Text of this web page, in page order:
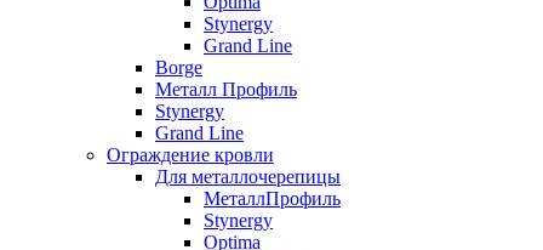
Stynergy
Grand Line
Borge
Металл Профиль
Stynergy
Grand Line
Ограждение кровли
Для металлочерепицы
МеталлПрофиль
Stynergy
Optima